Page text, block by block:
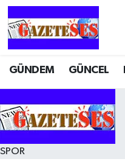
GÜNDEM GÜNCEL
SPOR